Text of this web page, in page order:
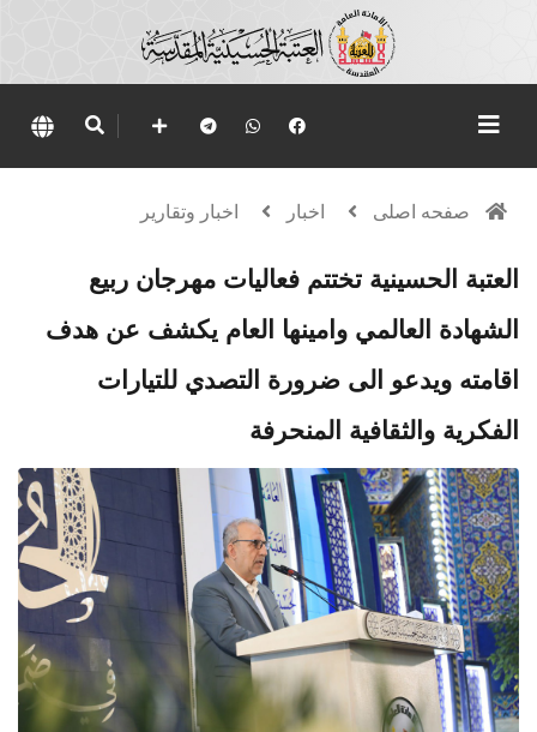
صفحه اصلی اخبار اخبار وتقارير
العتبة الحسينية تختتم فعاليات مهرجان ربيع
الشهادة العالمي وامينها العام يكشف عن هدف
اقامته ويدعو الى ضرورة التصدي للتيارات
الفكرية والثقافية المنحرفة